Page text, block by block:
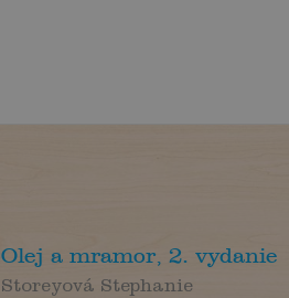
Olej a mramor, 2. vydanie
Storeyová Stephanie